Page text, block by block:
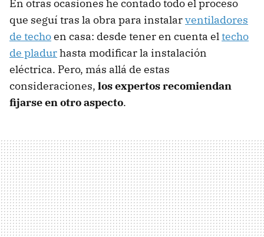
En otras ocasiones he contado todo el proceso
que seguí tras la obra para instalarventiladores
de techoen casa: desde tener en cuenta eltecho
de pladurhasta modificar la instalación
eléctrica. Pero, más allá de estas
consideraciones, los expertos recomiendan
fijarse en otro aspecto.